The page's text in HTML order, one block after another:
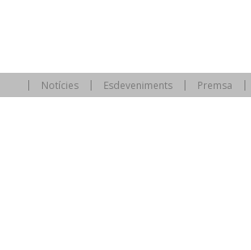
Notícies Esdeveniments Premsa